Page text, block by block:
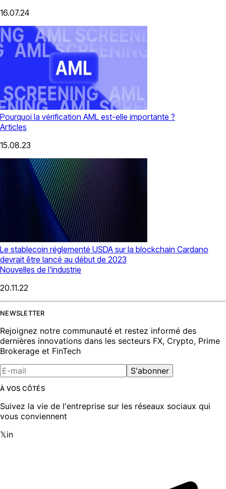
16.07.24
Pourquoi la vérification AML est-elle importante ?
Articles
15.08.23
Le stablecoin réglementé USDA sur la blockchain Cardano
devrait être lancé au début de 2023
Nouvelles de l'industrie
20.11.22
NEWSLETTER
Rejoignez notre communauté et restez informé des
dernières innovations dans les secteurs FX, Crypto, Prime
Brokerage et FinTech
S'abonner
À VOS CÔTÉS
Suivez la vie de l'entreprise sur les réseaux sociaux qui
vous conviennent
𝕏in